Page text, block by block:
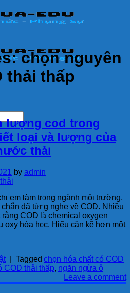
chọn nguyên
thải thấp
lượng cod trong
loại và lượng của
thải
by admin
em làm trong ngành môi trường,
đã từng nghe về COD. Nhiều
COD là chemical oxygen
oxy hóa học. Hiểu cặn kẽ hơn một
Tagged chọn hóa chất có COD
COD thải thấp, ngăn ngừa ô
Leave a comment